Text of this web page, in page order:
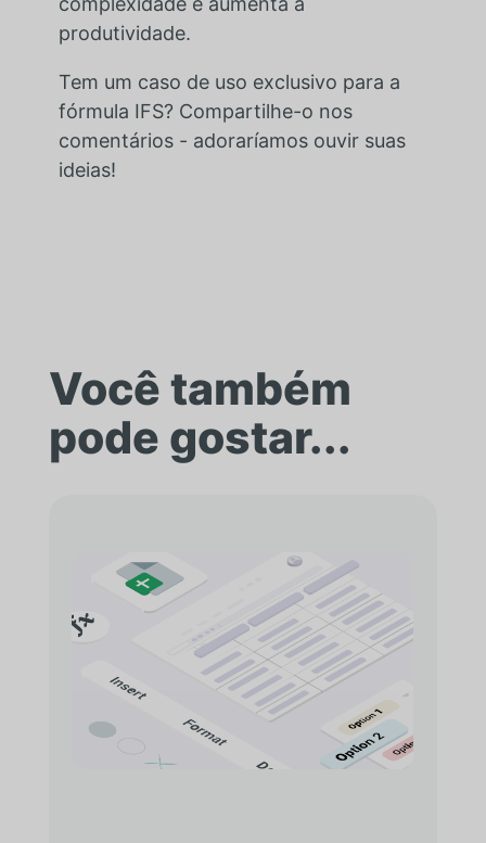
produtividade.
Tem um caso de uso exclusivo para a
fórmula IFS? Compartilhe-o nos
comentários - adoraríamos ouvir suas
ideias!
Você também
pode gostar...